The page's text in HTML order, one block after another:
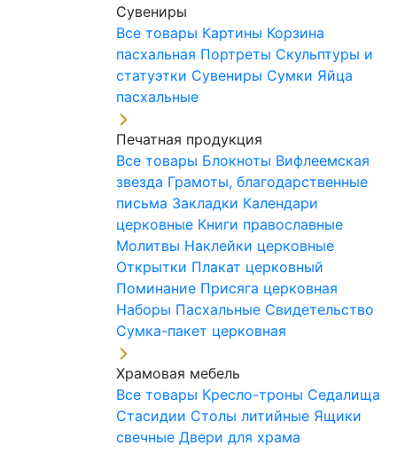
Сувениры
Все товары Картины Корзина
пасхальная Портреты Скульптуры и
статуэтки Сувениры Сумки Яйца
пасхальные
Печатная продукция
Все товары Блокноты Вифлеемская
звезда Грамоты, благодарственные
письма Закладки Календари
церковные Книги православные
Молитвы Наклейки церковные
Открытки Плакат церковный
Поминание Присяга церковная
Наборы Пасхальные Свидетельство
Сумка-пакет церковная
Храмовая мебель
Все товары Кресло-троны Седалища
Стасидии Столы литийные Ящики
свечные Двери для храма